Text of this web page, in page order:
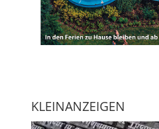
KLEINANZEIGEN